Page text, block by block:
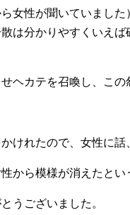
女性が聞いていまし
は分かりやすくいえ
ヘカテを召喚し、この
けれたので、女性に話
から模様が消えたとい
うございました。